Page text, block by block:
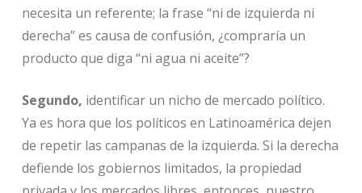
necesita un referente; la frase “ni de izquierda ni
derecha” es causa de confusión, ¿compraría un
producto que diga “ni agua ni aceite”?
Segundo, identificar un nicho de mercado político.
Ya es hora que los políticos en Latinoamérica dejen
de repetir las campanas de la izquierda. Si la derecha
defiende los gobiernos limitados, la propiedad